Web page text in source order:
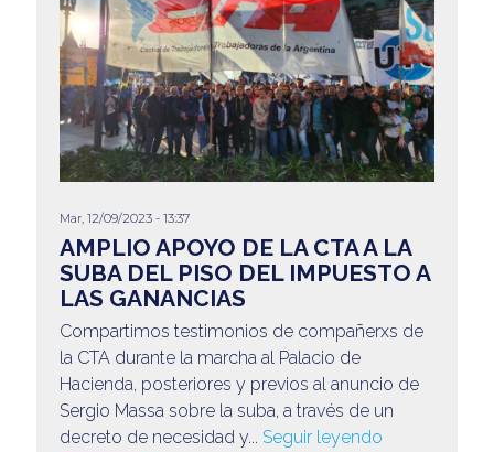
Mar, 12/09/2023 - 13:37
AMPLIO APOYO DE LA CTA A LA
SUBA DEL PISO DEL IMPUESTO A
LAS GANANCIAS
Compartimos testimonios de compañerxs de
la CTA durante la marcha al Palacio de
Hacienda, posteriores y previos al anuncio de
Sergio Massa sobre la suba, a través de un
decreto de necesidad y... Seguir leyendo